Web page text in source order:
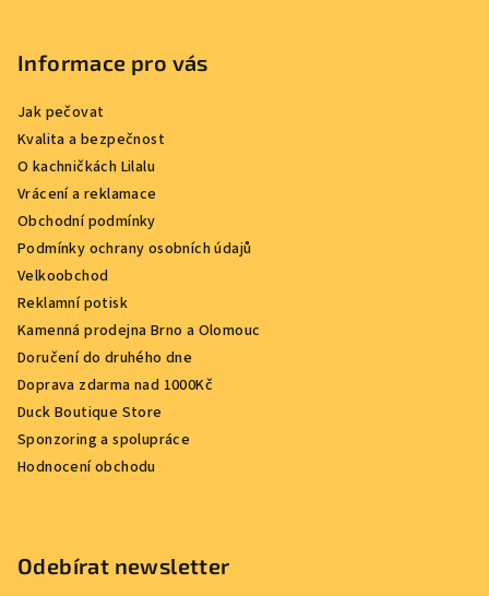
Informace pro vás
Jak pečovat
Kvalita a bezpečnost
O kachničkách Lilalu
Vrácení a reklamace
Obchodní podmínky
Podmínky ochrany osobních údajů
Velkoobchod
Reklamní potisk
Kamenná prodejna Brno a Olomouc
Doručení do druhého dne
Doprava zdarma nad 1000Kč
Duck Boutique Store
Sponzoring a spolupráce
Hodnocení obchodu
Odebírat newsletter